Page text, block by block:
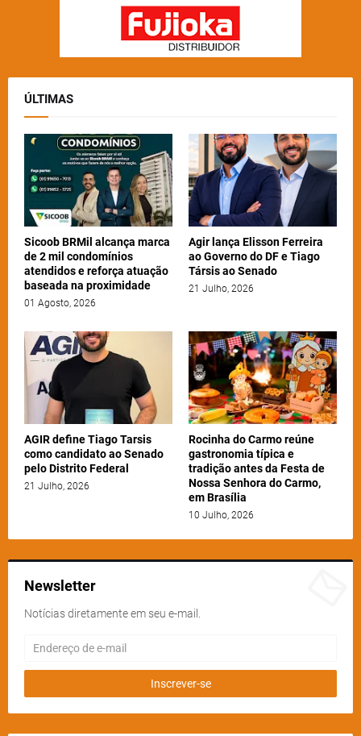
ÚLTIMAS
Sicoob BRMil alcança marca
de 2 mil condomínios
atendidos e reforça atuação
baseada na proximidade
01 Agosto, 2026
Agir lança Elisson Ferreira
ao Governo do DF e Tiago
Társis ao Senado
21 Julho, 2026
AGIR define Tiago Tarsis
como candidato ao Senado
pelo Distrito Federal
21 Julho, 2026
Rocinha do Carmo reúne
gastronomia típica e
tradição antes da Festa de
Nossa Senhora do Carmo,
em Brasília
10 Julho, 2026
Newsletter
Notícias diretamente em seu e-mail.